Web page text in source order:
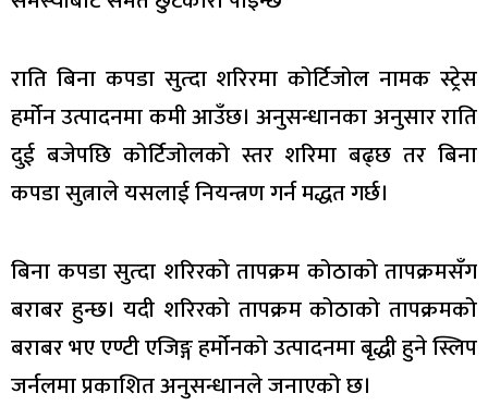
राति बिना कपडा सुत्दा शरिरमा कोर्टिजोल नामक स्ट्रेस
हर्मोन उत्पादनमा कमी आउँछ। अनुसन्धानका अनुसार राति
दुई बजेपछि कोर्टिजोलको स्तर शरिमा बढ्छ तर बिना
कपडा सुत्नाले यसलाई नियन्त्रण गर्न मद्धत गर्छ।
बिना कपडा सुत्दा शरिरको तापक्रम कोठाको तापक्रमसँग
बराबर हुन्छ। यदी शरिरको तापक्रम कोठाको तापक्रमको
बराबर भए एण्टी एजिङ्ग हर्मोनको उत्पादनमा बृद्धी हुने स्लिप
जर्नलमा प्रकाशित अनुसन्धानले जनाएको छ।